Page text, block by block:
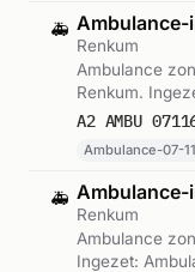
🚑 Ambulance-
Renkum
Ambulance
Renkum.
07-116.
Ambulance-07-
🚑 Ambulance-
Renkum
Ambulance
Ingezet: